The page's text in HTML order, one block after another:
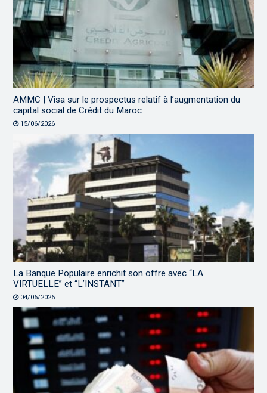
AMMC | Visa sur le prospectus relatif à l’augmentation du
capital social de Crédit du Maroc
15/06/2026
La Banque Populaire enrichit son offre avec “LA
VIRTUELLE” et “L’INSTANT”
04/06/2026